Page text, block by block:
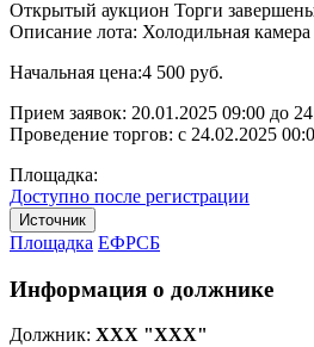
Открытый аукцион Торги
Описание лота: Холодильная
Начальная цена:4 500 руб.
Прием заявок: 20.01.2025 09:00 до
Проведение торгов: с 24.02.2025
Площадка:
Доступно после регистрации
Источник
Площадка ЕФРСБ
Информация о должнике
Должник: XXX "XXX"